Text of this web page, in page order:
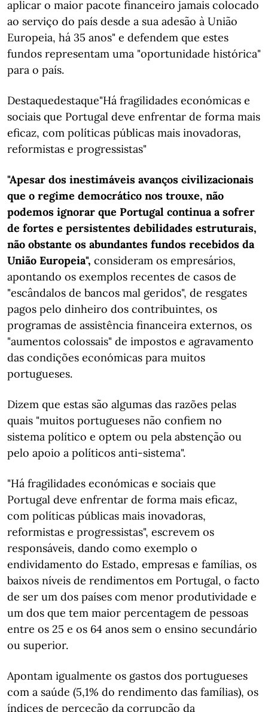
aplicar o maior pacote financeiro jamais colocado
ao serviço do país desde a sua adesão à União
Europeia, há 35 anos" e defendem que estes
fundos representam uma "oportunidade histórica"
para o país.
Destaquedestaque"Há fragilidades económicas e
sociais que Portugal deve enfrentar de forma mais
eficaz, com políticas públicas mais inovadoras,
reformistas e progressistas"
"Apesar dos inestimáveis avanços civilizacionais
que o regime democrático nos trouxe, não
podemos ignorar que Portugal continua a sofrer
de fortes e persistentes debilidades estruturais,
não obstante os abundantes fundos recebidos da
União Europeia", consideram os empresários,
apontando os exemplos recentes de casos de
"escândalos de bancos mal geridos", de resgates
pagos pelo dinheiro dos contribuintes, os
programas de assistência financeira externos, os
"aumentos colossais" de impostos e agravamento
das condições económicas para muitos
portugueses.
Dizem que estas são algumas das razões pelas
quais "muitos portugueses não confiem no
sistema político e optem ou pela abstenção ou
pelo apoio a políticos anti-sistema".
"Há fragilidades económicas e sociais que
Portugal deve enfrentar de forma mais eficaz,
com políticas públicas mais inovadoras,
reformistas e progressistas", escrevem os
responsáveis, dando como exemplo o
endividamento do Estado, empresas e famílias, os
baixos níveis de rendimentos em Portugal, o facto
de ser um dos países com menor produtividade e
um dos que tem maior percentagem de pessoas
entre os 25 e os 64 anos sem o ensino secundário
ou superior.
Apontam igualmente os gastos dos portugueses
com a saúde (5,1% do rendimento das famílias), os
índices de perceção da corrupção da